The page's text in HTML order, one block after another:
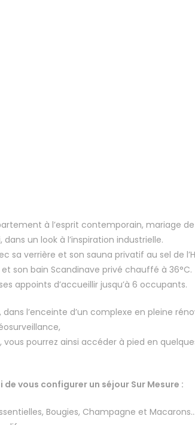
à l’esprit contemporain, mariage
un look à l’inspiration industrielle.
sa verrière et son sauna privatif au sel de
son bain Scandinave privé chauffé à 36°C.
appoints d’accueillir jusqu’à 6 occupants.
l’enceinte d’un complexe en pleine
pourrez ainsi accéder à pied en
vous configurer un séjour Sur Mesure :
Bougies, Champagne et